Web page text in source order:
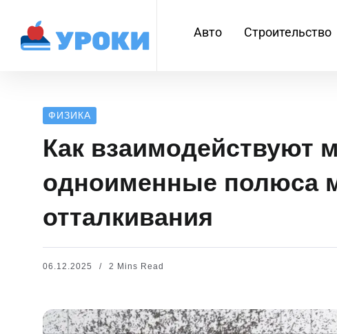
Авто Строительство
ФИЗИКА
Как взаимодействуют
одноименные полюса
отталкивания
06.12.2025 2 Mins Read